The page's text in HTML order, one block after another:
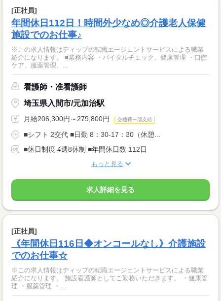
[正社員]
年間休日112日！時間外少なめ◎介護老人保健
施設でのお仕事♪
※この求人情報はディップの転職エージェントサービスによる職業
紹介になります。 ■業務内容 ・バイタルチェック、健康管理 ・口腔
ケア、服薬管理、...
看護師・准看護師
埼玉県入間市/元加治駅
月給206,300円～279,800円 交通費一部支給
■シフト 2交代 ■日勤 8：30-17：30（休憩...
■休日制度 4週8休制 ■年間休日数 112日
もっと見る
求人詳細を見る
[正社員]
《年間休日116日◆オンコールなし》介護施設
でのお仕事☆
※この求人情報はディップの転職エージェントサービスによる職業
紹介になります。 施設看護師としてご勤務いただきます。 ・健康管
理 ・服薬管理 ・...